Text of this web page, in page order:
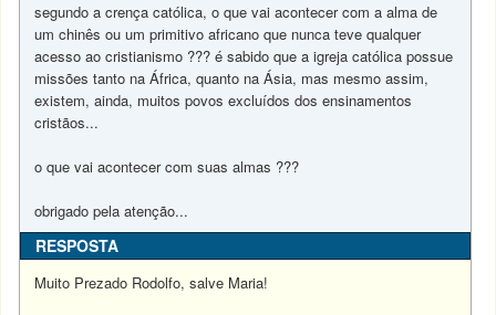
segundo a crença católica, o que vai acontecer com a alma de
um chinês ou um primitivo africano que nunca teve qualquer
acesso ao cristianismo ??? é sabido que a igreja católica possue
missões tanto na África, quanto na Ásia, mas mesmo assim,
existem, ainda, muitos povos excluídos dos ensinamentos
cristãos...
o que vai acontecer com suas almas ???
obrigado pela atenção...
RESPOSTA
Muito Prezado Rodolfo, salve Maria!